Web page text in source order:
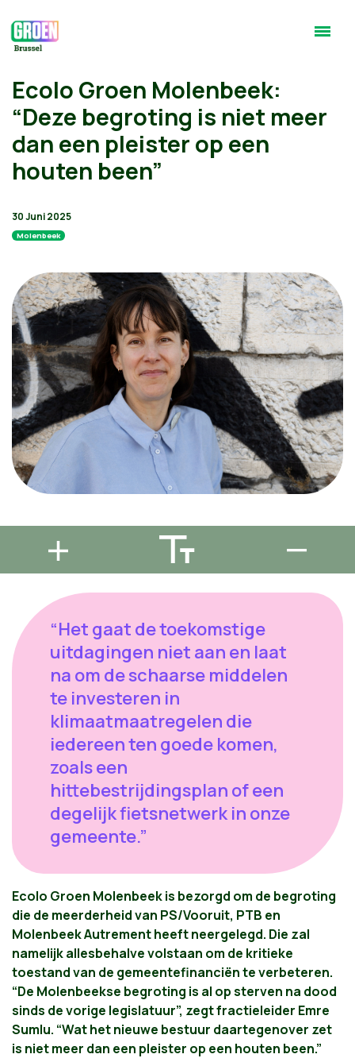
Ecolo Groen Molenbeek:
“Deze begroting is niet meer
dan een pleister op een
houten been”
30 Juni 2025
Molenbeek
“Het gaat de toekomstige
uitdagingen niet aan en laat
na om de schaarse middelen
te investeren in
klimaatmaatregelen die
iedereen ten goede komen,
zoals een
hittebestrijdingsplan of een
degelijk fietsnetwerk in onze
gemeente.”
Ecolo Groen Molenbeek is bezorgd om de begroting
die de meerderheid van PS/Vooruit, PTB en
Molenbeek Autrement heeft neergelegd. Die zal
namelijk allesbehalve volstaan om de kritieke
toestand van de gemeentefinanciën te verbeteren.
“De Molenbeekse begroting is al op sterven na dood
sinds de vorige legislatuur”, zegt fractieleider Emre
Sumlu. “Wat het nieuwe bestuur daartegenover zet
is niet meer dan een pleister op een houten been.”